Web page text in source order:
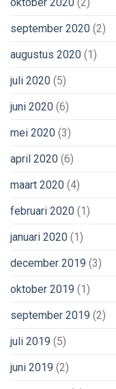
september 2020 (2)
augustus 2020 (1)
juli 2020 (5)
juni 2020 (6)
mei 2020 (3)
april 2020 (6)
maart 2020 (4)
februari 2020 (1)
januari 2020 (1)
december 2019 (3)
oktober 2019 (1)
september 2019 (2)
juli 2019 (5)
juni 2019 (2)